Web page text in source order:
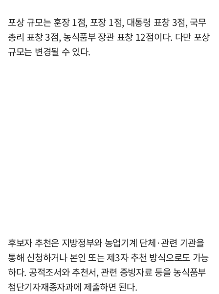
포상 규모는 훈장 1점, 포장 1점, 대통령 표창 3점, 국무
총리 표창 3점, 농식품부 장관 표창 12점이다. 다만 포상
규모는 변경될 수 있다.
후보자 추천은 지방정부와 농업기계 단체·관련 기관을
통해 신청하거나 본인 또는 제3자 추천 방식으로도 가능
하다. 공적조서와 추천서, 관련 증빙자료 등을 농식품부
첨단기자재종자과에 제출하면 된다.